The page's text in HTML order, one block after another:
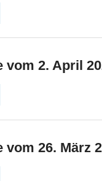
vom 2. April
vom 26. März